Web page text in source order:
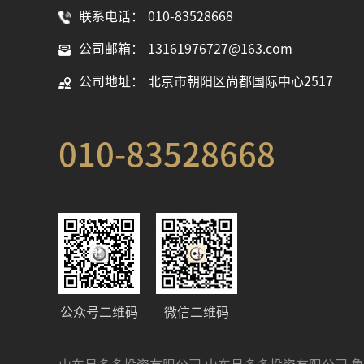
联系电话： 010-83528668
公司邮箱： 13161976727@163.com
公司地址： 北京市朝阳区尚都国际中心2517
010-83528668
公众号二维码 微信二维码